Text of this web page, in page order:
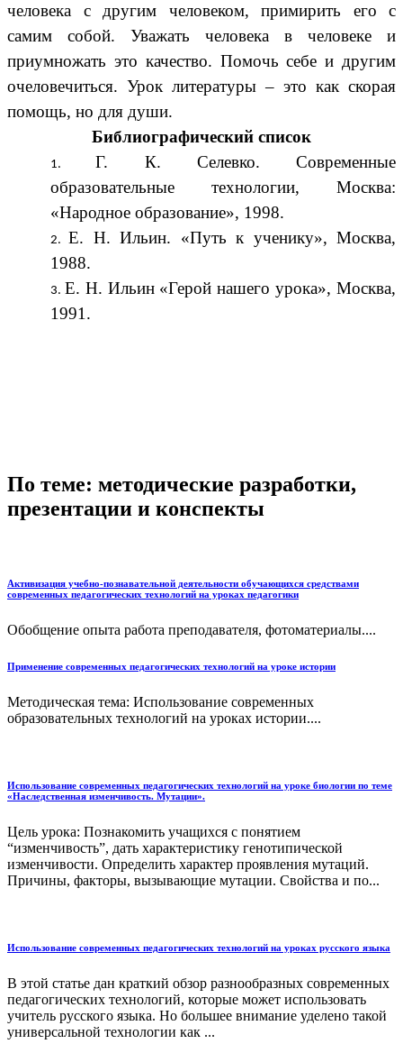
человека с другим человеком, примирить его с
самим собой. Уважать человека в человеке и
приумножать это качество. Помочь себе и другим
очеловечиться. Урок литературы – это как скорая
помощь, но для души.
Библиографический список
Г. К. Селевко. Современные
образовательные технологии, Москва:
«Народное образование», 1998.
Е. Н. Ильин. «Путь к ученику», Москва,
1988.
Е. Н. Ильин «Герой нашего урока», Москва,
1991.
По теме: методические разработки,
презентации и конспекты
Активизация учебно-познавательной деятельности обучающихся средствами
современных педагогических технологий на уроках педагогики
Обобщение опыта работа преподавателя, фотоматериалы....
Применение современных педагогических технологий на уроке истории
Методическая тема: Использование современных
образовательных технологий на уроках истории....
Использование современных педагогических технологий на уроке биологии по теме
«Наследственная изменчивость. Мутации».
Цель урока: Познакомить учащихся с понятием
“изменчивость”, дать характеристику генотипической
изменчивости. Определить характер проявления мутаций.
Причины, факторы, вызывающие мутации. Свойства и по...
Использование современных педагогических технологий на уроках русского языка
В этой статье дан краткий обзор разнообразных современных
педагогических технологий, которые может использовать
учитель русского языка. Но большее внимание уделено такой
универсальной технологии как ...